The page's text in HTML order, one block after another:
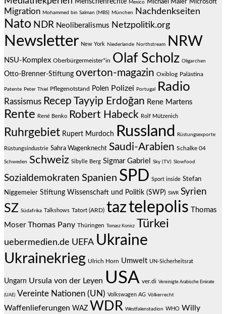
Menschenrechte Mexico Michael Maier Microsoft
Migration Mohammed bin Salman (MBS) München Nachdenkseiten
Nato NDR Neoliberalismus Netzpolitik.org
Newsletter New York Niederlande Northstream NRW
NSU-Komplex Oberbürgermeister*in Olaf Scholz Oligarchen
Otto-Brenner-Stiftung overton-magazin Oxiblog Palästina
Patente Peter Thiel Pflegenotstand Polen Polizei Portugal Radio
Rassismus Recep Tayyip Erdoğan Rene Martens
Rente René Benko Robert Habeck Rolf Mützenich
Ruhrgebiet Rupert Murdoch Russland Rüstungsexporte
Rüstungsindustrie Sahra Wagenknecht Saudi-Arabien Schalke 04
Schweden Schweiz Sibylle Berg Sigmar Gabriel Sky (TV) Slowfood
Sozialdemokraten Spanien SPD Sport inside Stefan
Niggemeier Stiftung Wissenschaft und Politik (SWP) SWR Syrien
SZ Südafrika Talkshows Tatort (ARD) taztelepolis
Thomas
Moser Thomas Pany Thüringen Tomasz Konicz Türkei
uebermedien.de UEFA Ukraine
Ukrainekrieg Ulrich Horn Umwelt UN-Sicherheitsrat
Ungarn Ursula von der Leyen USA ver.di Vereinigte Arabische Emirate
(UAE) Vereinte Nationen (UN) Volkswagen AG Völkerrecht
Waffenlieferungen WAZ WDR Westfalenstadion WHO Willy